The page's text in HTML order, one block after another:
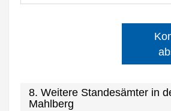
8. Weitere Standesämter in
Mahlberg